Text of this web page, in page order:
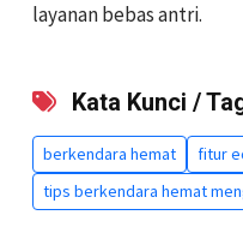
layanan bebas antri.
Kata Kunci /
berkendara hemat
fitur
tips berkendara hemat